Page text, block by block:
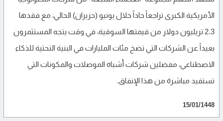
الأمريكية الكبرى تراجعاً حاداً خلال يونيو (حزيران) الحالي، مع فقدها
2.3 تريليون دولار من قيمتها السوقية، في وقت يتجه المستثمرون
بعيداً عن الشركات التي تضخ مئات المليارات في البنية التحتية للذكاء
الاصطناعي، مفضلين شركات أشباه الموصلات والمكونات التي
تستفيد مباشرة من هذا الإنفاق.
15/01/1448